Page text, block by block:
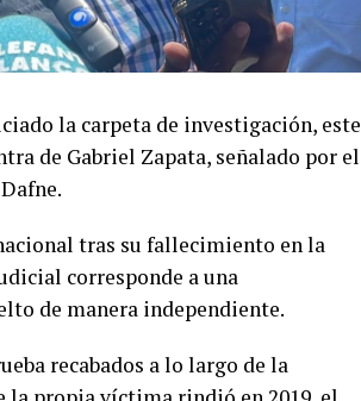
la carpeta de investigación, este
de Gabriel Zapata, señalado por el
tras su fallecimiento en la
corresponde a una
de manera independiente.
recabados a lo largo de la